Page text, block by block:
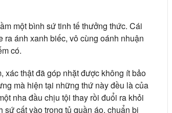
một bình sứ tinh tế thưởng thức. Cái
ánh xanh biếc, vô cùng oánh nhuận
có.
xác thật đã góp nhặt được không ít bảo
mà hiện tại những thứ này đều là của
nha đầu chịu tội thay rồi đuổi ra khỏi
cất vào trong tủ quần áo, chuẩn bị